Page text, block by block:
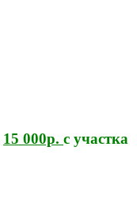
15 000р. с участка